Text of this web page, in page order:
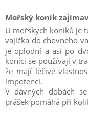
Mořský koník
U mořských koníků je
vajíčka do chovného
je oplodní a asi po
koníci se používají v
že mají léčivé
impotenci.
V dávných dobách
prášek pomáhá při